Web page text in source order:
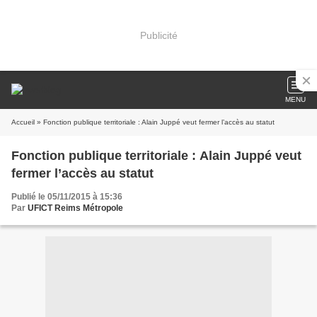
Publicité
MENU
Accueil » Fonction publique territoriale : Alain Juppé veut fermer l’accès au statut
Fonction publique territoriale : Alain Juppé veut
fermer l’accès au statut
Publié le 05/11/2015 à 15:36
Par UFICT Reims Métropole